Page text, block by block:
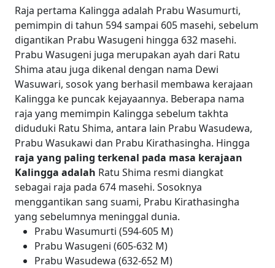
Raja pertama Kalingga adalah Prabu Wasumurti,
pemimpin di tahun 594 sampai 605 masehi, sebelum
digantikan Prabu Wasugeni hingga 632 masehi.
Prabu Wasugeni juga merupakan ayah dari Ratu
Shima atau juga dikenal dengan nama Dewi
Wasuwari, sosok yang berhasil membawa kerajaan
Kalingga ke puncak kejayaannya. Beberapa nama
raja yang memimpin Kalingga sebelum takhta
diduduki Ratu Shima, antara lain Prabu Wasudewa,
Prabu Wasukawi dan Prabu Kirathasingha. Hingga
raja yang paling terkenal pada masa kerajaan
Kalingga adalah Ratu Shima resmi diangkat
sebagai raja pada 674 masehi. Sosoknya
menggantikan sang suami, Prabu Kirathasingha
yang sebelumnya meninggal dunia.
Prabu Wasumurti (594-605 M)
Prabu Wasugeni (605-632 M)
Prabu Wasudewa (632-652 M)